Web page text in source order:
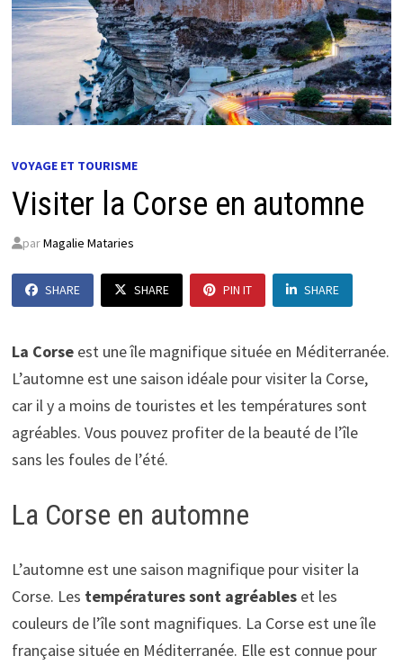
VOYAGE ET TOURISME
Visiter la Corse en automne
parMagalie Mataries
SHARE SHARE PIN IT SHARE
La Corseest une île magnifique située en Méditerranée.
L’automne est une saison idéale pour visiter la Corse,
car il y a moins de touristes et les températures sont
agréables. Vous pouvez profiter de la beauté de l’île
sans les foules de l’été.
La Corse en automne
L’automne est une saison magnifique pour visiter la
Corse. Les températures sont agréableset les
couleurs de l’île sont magnifiques. La Corse est une île
française située en Méditerranée. Elle est connue pour